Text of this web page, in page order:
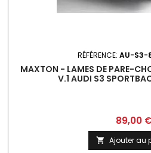
RÉFÉRENCE: AU-S3-
MAXTON - LAMES DE PARE-
V.1 AUDI S3
Prix
89,00 €
 Ajouter au